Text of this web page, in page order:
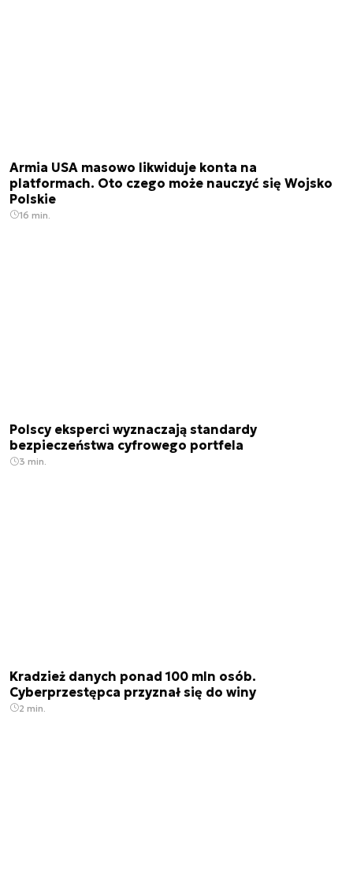
Armia USA masowo likwiduje konta na
platformach. Oto czego może nauczyć się Wojsko
Polskie
16 min.
Polscy eksperci wyznaczają standardy
bezpieczeństwa cyfrowego portfela
3 min.
Kradzież danych ponad 100 mln osób.
Cyberprzestępca przyznał się do winy
2 min.